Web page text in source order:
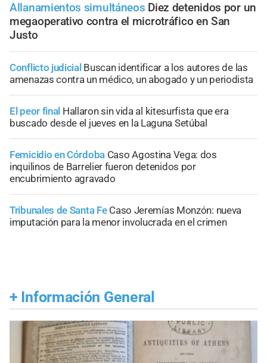
Allanamientos simultáneos Diez detenidos por un
megaoperativo contra el microtráfico en San
Justo
Conflicto judicial Buscan identificar a los autores de las
amenazas contra un médico, un abogado y un periodista
El peor final Hallaron sin vida al kitesurfista que era
buscado desde el jueves en la Laguna Setúbal
Femicidio en Córdoba Caso Agostina Vega: dos
inquilinos de Barrelier fueron detenidos por
encubrimiento agravado
Tribunales de Santa Fe Caso Jeremías Monzón: nueva
imputación para la menor involucrada en el crimen
+ Información General